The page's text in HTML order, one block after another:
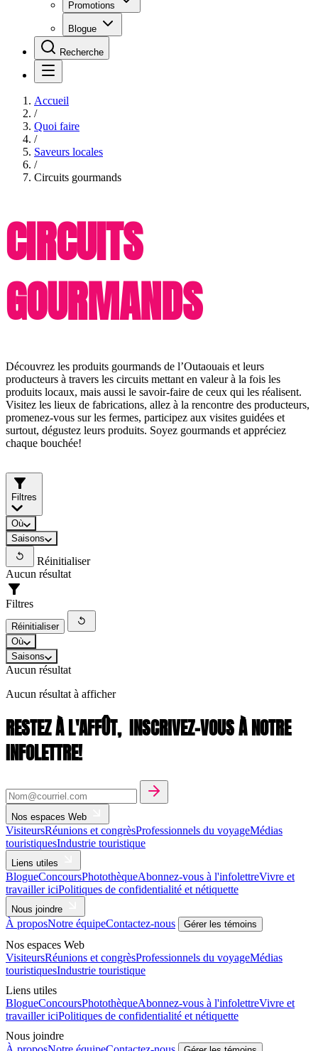
Promotions
Blogue
Recherche
Accueil
/
Quoi faire
/
Saveurs locales
/
Circuits gourmands
CIRCUITS
GOURMANDS
Découvrez les produits gourmands de l’Outaouais et leurs
producteurs à travers les circuits mettant en valeur à la fois les
produits locaux, mais aussi le savoir-faire de ceux qui les réalisent.
Visitez les lieux de fabrications, allez à la rencontre des producteurs,
promenez-vous sur les fermes, participez aux visites guidées et
surtout, dégustez leurs produits. Soyez gourmands et appréciez
chaque bouchée!
Filtres
Où
Saisons
Réinitialiser
Aucun résultat
Filtres
Réinitialiser
Où
Saisons
Aucun résultat
Aucun résultat à afficher
RESTEZ À L'AFFÛT, INSCRIVEZ-VOUS À NOTRE
INFOLETTRE!
Nos espaces Web
VisiteursRéunions et congrèsProfessionnels du voyageMédias
touristiquesIndustrie touristique
Liens utiles
BlogueConcoursPhotothèqueAbonnez-vous à l'infolettreVivre et
travailler iciPolitiques de confidentialité et nétiquette
Nous joindre
À proposNotre équipeContactez-nous Gérer les témoins
Nos espaces Web
VisiteursRéunions et congrèsProfessionnels du voyageMédias
touristiquesIndustrie touristique
Liens utiles
BlogueConcoursPhotothèqueAbonnez-vous à l'infolettreVivre et
travailler iciPolitiques de confidentialité et nétiquette
Nous joindre